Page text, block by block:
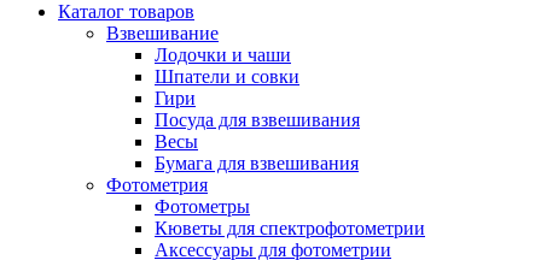
Каталог товаров
Взвешивание
Лодочки и чаши
Шпатели и совки
Гири
Посуда для взвешивания
Весы
Бумага для взвешивания
Фотометрия
Фотометры
Кюветы для спектрофотометрии
Аксессуары для фотометрии